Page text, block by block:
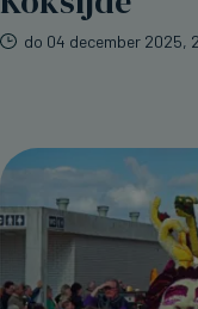
do 04 december 2025,